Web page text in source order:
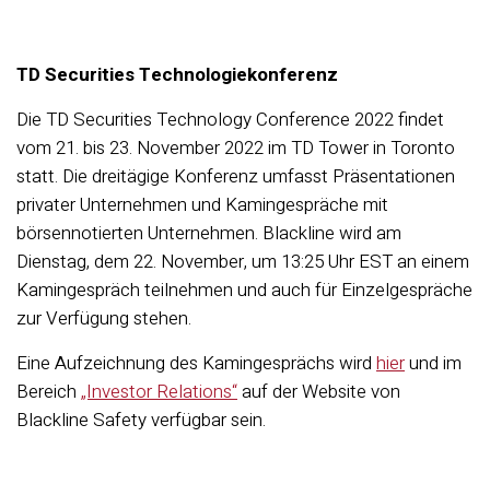
TD Securities Technologiekonferenz
Die TD Securities Technology Conference 2022 findet
vom 21. bis 23. November 2022 im TD Tower in Toronto
statt. Die dreitägige Konferenz umfasst Präsentationen
privater Unternehmen und Kamingespräche mit
börsennotierten Unternehmen. Blackline wird am
Dienstag, dem 22. November, um 13:25 Uhr EST an einem
Kamingespräch teilnehmen und auch für Einzelgespräche
zur Verfügung stehen.
Eine Aufzeichnung des Kamingesprächs wird hierund im
Bereich „Investor Relations“auf der Website von
Blackline Safety verfügbar sein.